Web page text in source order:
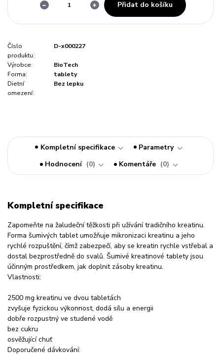
Přidat do košíku
Číslo
produktu:
D-x000227
Výrobce:
BioTech
Forma:
tablety
Dietní
omezení:
Bez lepku
Kompletní specifikace
Parametry
Hodnocení
0 Komentáře 0
Kompletní specifikace
Zapomeňte na žaludeční těžkosti při užívání tradičního kreatinu.
Forma šumivých tablet umožňuje mikronizaci kreatinu a jeho
rychlé rozpuštění, čímž zabezpečí, aby se kreatin rychle vstřebal a
dostal bezprostředně do svalů. Šumivé kreatinové tablety jsou
účinným prostředkem, jak doplnit zásoby kreatinu.
Vlastnosti:
2500 mg kreatinu ve dvou tabletách
zvyšuje fyzickou výkonnost, dodá sílu a energii
dobře rozpustný ve studené vodě
bez cukru
osvěžující chuť
Doporučené dávkování: